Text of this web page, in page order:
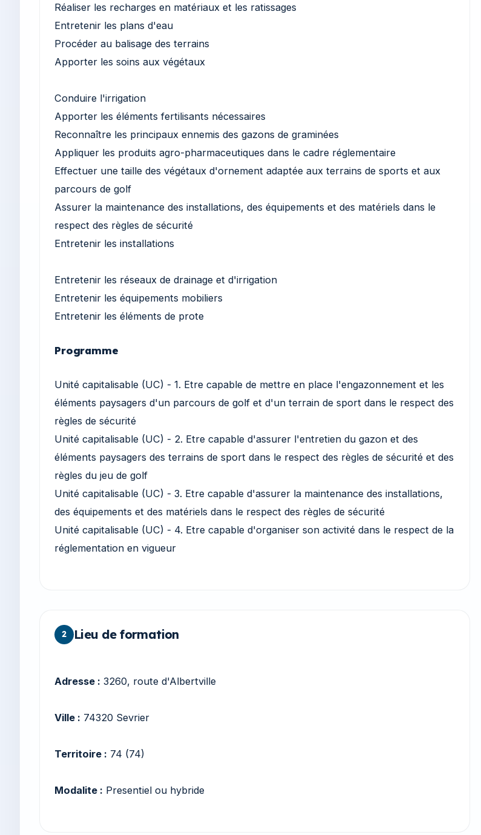
Réaliser les recharges en matériaux et les ratissages
Entretenir les plans d'eau
Procéder au balisage des terrains
Apporter les soins aux végétaux
Conduire l'irrigation
Apporter les éléments fertilisants nécessaires
Reconnaître les principaux ennemis des gazons de graminées
Appliquer les produits agro-pharmaceutiques dans le cadre réglementaire
Effectuer une taille des végétaux d'ornement adaptée aux terrains de sports et aux
parcours de golf
Assurer la maintenance des installations, des équipements et des matériels dans le
respect des règles de sécurité
Entretenir les installations
Entretenir les réseaux de drainage et d'irrigation
Entretenir les équipements mobiliers
Entretenir les éléments de prote
Programme
Unité capitalisable (UC) - 1. Etre capable de mettre en place l'engazonnement et les
éléments paysagers d'un parcours de golf et d'un terrain de sport dans le respect des
règles de sécurité
Unité capitalisable (UC) - 2. Etre capable d'assurer l'entretien du gazon et des
éléments paysagers des terrains de sport dans le respect des règles de sécurité et des
règles du jeu de golf
Unité capitalisable (UC) - 3. Etre capable d'assurer la maintenance des installations,
des équipements et des matériels dans le respect des règles de sécurité
Unité capitalisable (UC) - 4. Etre capable d'organiser son activité dans le respect de la
réglementation en vigueur
2 Lieu de formation
Adresse : 3260, route d'Albertville
Ville : 74320 Sevrier
Territoire : 74 (74)
Modalite : Presentiel ou hybride